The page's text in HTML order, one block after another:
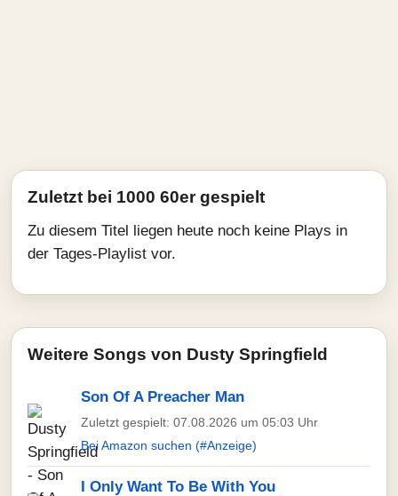
Zuletzt bei 1000 60er gespielt
Zu diesem Titel liegen heute noch keine Plays in
der Tages-Playlist vor.
Weitere Songs von Dusty Springfield
Son Of A Preacher Man
Zuletzt gespielt: 07.08.2026 um 05:03 Uhr
Bei Amazon suchen (#Anzeige)
I Only Want To Be With You